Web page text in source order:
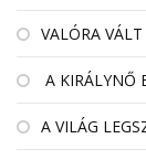
VALÓRA
A KIRÁLYNŐ
A VILÁG